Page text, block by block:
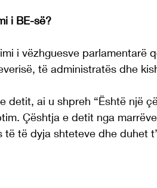
i BE-së?
i vëzhguesve parlamentarë
të administratës dhe
detit, ai u shpreh “Është një
Çështja e detit nga
të të dyja shteteve dhe duhet